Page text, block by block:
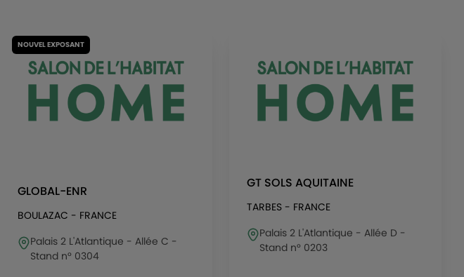
NOUVEL EXPOSANT
GLOBAL-ENR
BOULAZAC - FRANCE
Palais 2 L'Atlantique - Allée C -
Stand n° 0304
GT SOLS AQUITAINE
TARBES - FRANCE
Palais 2 L'Atlantique - Allée D -
Stand n° 0203